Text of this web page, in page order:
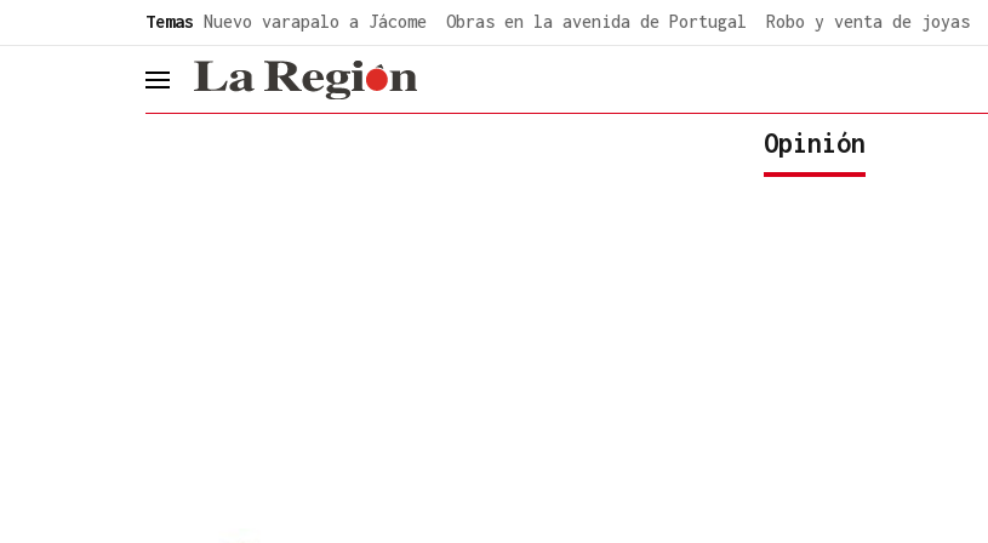
Temas Nuevo varapalo a Jácome Obras en la avenida de Portugal Robo y venta de joyas
header.menu.open
Opinión